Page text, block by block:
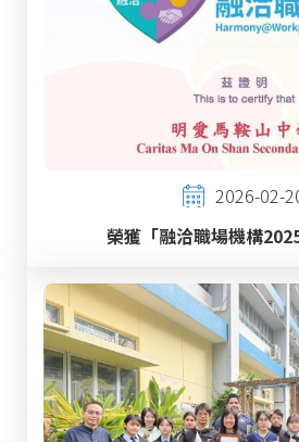
2026-02-
榮獲「融洽職場機構